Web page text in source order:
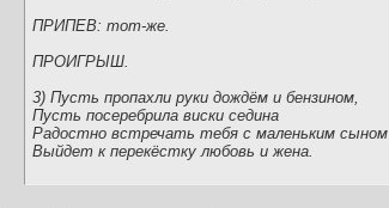
ПРИПЕВ: тот-же.
ПРОИГРЫШ.
3) Пусть пропахли руки дождём и бензином,
Пусть посеребрила виски седина
Радостно встречать тебя с маленьким сыном
Выйдет к перекёстку любовь и жена.